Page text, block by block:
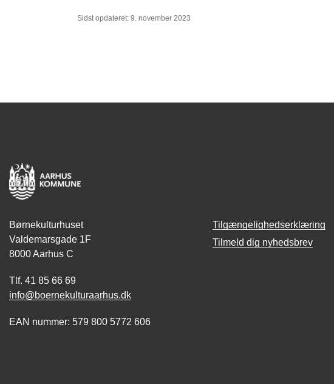
Sidst opdateret: 9. november 2023
Børnekulturhuset
Valdemarsgade 1F
8000 Aarhus C
Tlf. 41 85 66 69
info@boernekulturaarhus.dk
EAN nummer: 579 800 5772 606
Tilgængelighedserklæring
Tilmeld dig nyhedsbrev